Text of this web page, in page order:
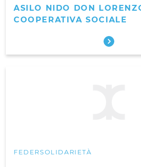
ASILO NIDO DON
COOPERATIVA SOCIALE
FEDERSOLIDARIETÀ